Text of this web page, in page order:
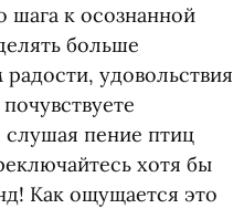
шага к осознанной
больше
удовольствия
пение птиц
хотя бы
Как ощущается это